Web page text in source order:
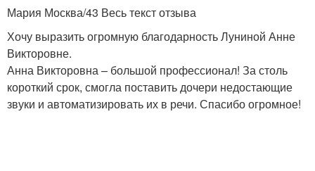
Мария Москва/43 Весь текст отзыва
Хочу выразить огромную благодарность Луниной Анне
Викторовне.
Анна Викторовна – большой профессионал! За столь
короткий срок, смогла поставить дочери недостающие
звуки и автоматизировать их в речи. Спасибо огромное!